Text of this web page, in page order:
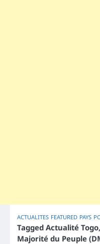
ACTUALITES FEATURED PAYS
Tagged Actualité Togo,
Majorité du Peuple